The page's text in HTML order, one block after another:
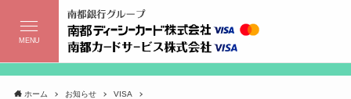
MENU
ホーム お知らせ VISA